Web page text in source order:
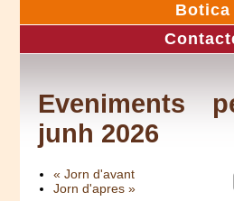
Botica
Eveniments
junh 2026
« Jorn d'avant
Jorn d'apres »